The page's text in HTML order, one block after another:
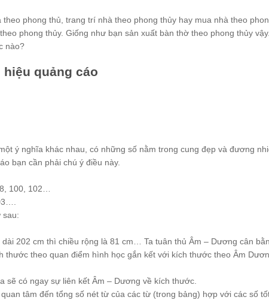
phong thủ, trang trí nhà theo phong thủy hay mua nhà theo
phong thủy. Giống như bạn sản xuất bàn thờ theo phong thủy vậy.
nào?
quảng cáo
ý nghĩa khác nhau, có những số nằm trong cung đẹp và đương
bạn cần phải chú ý điều này.
100, 102…
sau:
202 cm thì chiều rộng là 81 cm… Ta tuân thủ Âm – Dương cân
theo quan điểm hình học gắn kết với kích thước theo Âm
sẽ có ngay sự liên kết Âm – Dương về kích thước.
tâm đến tổng số nét từ của các từ (trong bảng) hợp với các số